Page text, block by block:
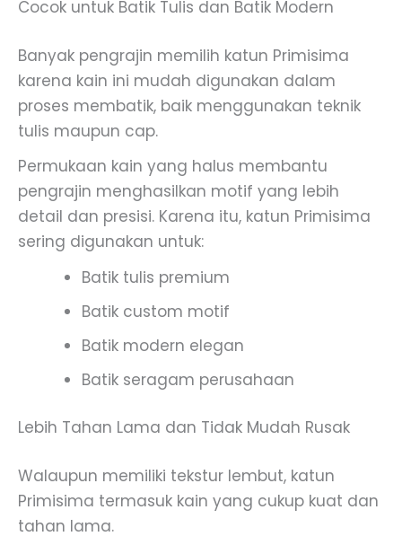
Cocok untuk Batik Tulis dan Batik Modern
Banyak pengrajin memilih katun Primisima
karena kain ini mudah digunakan dalam
proses membatik, baik menggunakan teknik
tulis maupun cap.
Permukaan kain yang halus membantu
pengrajin menghasilkan motif yang lebih
detail dan presisi. Karena itu, katun Primisima
sering digunakan untuk:
Batik tulis premium
Batik custom motif
Batik modern elegan
Batik seragam perusahaan
Lebih Tahan Lama dan Tidak Mudah Rusak
Walaupun memiliki tekstur lembut, katun
Primisima termasuk kain yang cukup kuat dan
tahan lama.